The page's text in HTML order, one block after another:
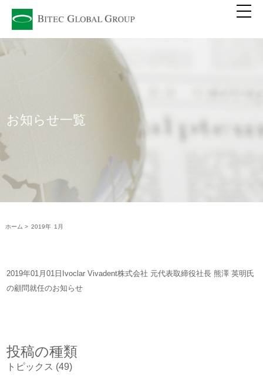
お知らせ一覧
ホーム > 2019年 1月
2019年01月01日 Ivoclar Vivadent株式会社 元代表取締役社長 熊澤 英明氏
の顧問就任のお知らせ
投稿の種類
トピックス (49)